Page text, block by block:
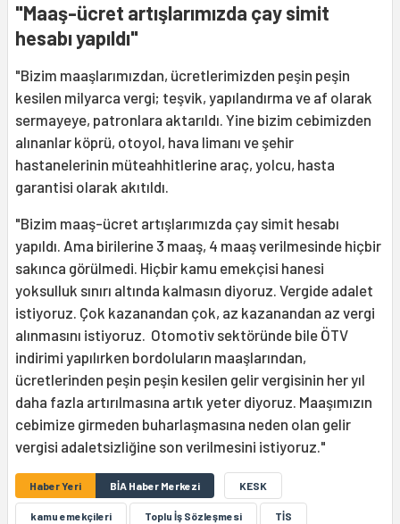
"Maaş-ücret artışlarımızda çay simit
hesabı yapıldı"
"Bizim maaşlarımızdan, ücretlerimizden peşin peşin
kesilen milyarca vergi; teşvik, yapılandırma ve af olarak
sermayeye, patronlara aktarıldı. Yine bizim cebimizden
alınanlar köprü, otoyol, hava limanı ve şehir
hastanelerinin müteahhitlerine araç, yolcu, hasta
garantisi olarak akıtıldı.
"Bizim maaş-ücret artışlarımızda çay simit hesabı
yapıldı. Ama birilerine 3 maaş, 4 maaş verilmesinde hiçbir
sakınca görülmedi. Hiçbir kamu emekçisi hanesi
yoksulluk sınırı altında kalmasın diyoruz. Vergide adalet
istiyoruz. Çok kazanandan çok, az kazanandan az vergi
alınmasını istiyoruz. Otomotiv sektöründe bile ÖTV
indirimi yapılırken bordoluların maaşlarından,
ücretlerinden peşin peşin kesilen gelir vergisinin her yıl
daha fazla artırılmasına artık yeter diyoruz. Maaşımızın
cebimize girmeden buharlaşmasına neden olan gelir
vergisi adaletsizliğine son verilmesini istiyoruz."
Haber Yeri BİA Haber Merkezi KESK
kamu emekçileri Toplu İş Sözleşmesi TİS